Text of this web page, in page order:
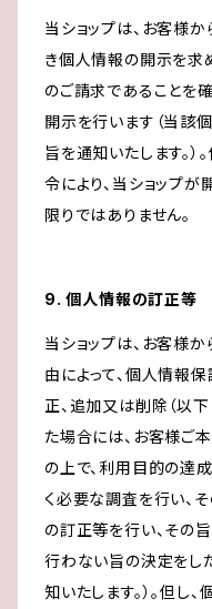
当ショップは、お客様
き個人情報の開示を求
のご請求であることを
開示を行います（当該
旨を通知いたします。
令により、当ショップ
限りではありません。
9. 個人情報の訂正等
当ショップは、お客様
由によって、個人情報
正、追加又は削除（以下
た場合には、お客様ご
の上で、利用目的の達
く必要な調査を行い、
の訂正等を行い、その
行わない旨の決定をし
知いたします。）。但し